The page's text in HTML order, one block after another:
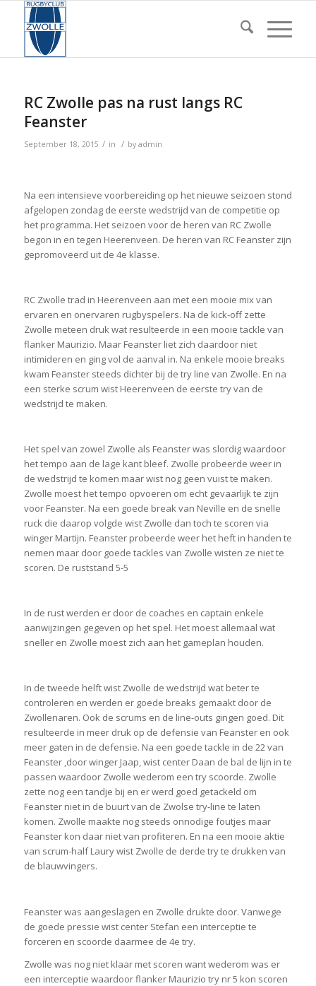
RC Zwolle pas na rust langs RC
Feanster
September 18, 2015 / in / by admin
Na een intensieve voorbereiding op het nieuwe seizoen stond
afgelopen zondag de eerste wedstrijd van de competitie op
het programma. Het seizoen voor de heren van RC Zwolle
begon in en tegen Heerenveen. De heren van RC Feanster zijn
gepromoveerd uit de 4e klasse.
RC Zwolle trad in Heerenveen aan met een mooie mix van
ervaren en onervaren rugbyspelers. Na de kick-off zette
Zwolle meteen druk wat resulteerde in een mooie tackle van
flanker Maurizio. Maar Feanster liet zich daardoor niet
intimideren en ging vol de aanval in. Na enkele mooie breaks
kwam Feanster steeds dichter bij de try line van Zwolle. En na
een sterke scrum wist Heerenveen de eerste try van de
wedstrijd te maken.
Het spel van zowel Zwolle als Feanster was slordig waardoor
het tempo aan de lage kant bleef. Zwolle probeerde weer in
de wedstrijd te komen maar wist nog geen vuist te maken.
Zwolle moest het tempo opvoeren om echt gevaarlijk te zijn
voor Feanster. Na een goede break van Neville en de snelle
ruck die daarop volgde wist Zwolle dan toch te scoren via
winger Martijn. Feanster probeerde weer het heft in handen te
nemen maar door goede tackles van Zwolle wisten ze niet te
scoren. De ruststand 5-5
In de rust werden er door de coaches en captain enkele
aanwijzingen gegeven op het spel. Het moest allemaal wat
sneller en Zwolle moest zich aan het gameplan houden.
In de tweede helft wist Zwolle de wedstrijd wat beter te
controleren en werden er goede breaks gemaakt door de
Zwollenaren. Ook de scrums en de line-outs gingen goed. Dit
resulteerde in meer druk op de defensie van Feanster en ook
meer gaten in de defensie. Na een goede tackle in de 22 van
Feanster ,door winger Jaap, wist center Daan de bal de lijn in te
passen waardoor Zwolle wederom een try scoorde. Zwolle
zette nog een tandje bij en er werd goed getackeld om
Feanster niet in de buurt van de Zwolse try-line te laten
komen. Zwolle maakte nog steeds onnodige foutjes maar
Feanster kon daar niet van profiteren. En na een mooie aktie
van scrum-half Laury wist Zwolle de derde try te drukken van
de blauwvingers.
Feanster was aangeslagen en Zwolle drukte door. Vanwege
de goede pressie wist center Stefan een interceptie te
forceren en scoorde daarmee de 4e try.
Zwolle was nog niet klaar met scoren want wederom was er
een interceptie waardoor flanker Maurizio try nr 5 kon scoren